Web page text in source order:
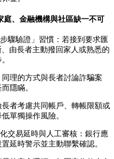
庭、金融機構與社區缺一不可
驟驗證」習慣：若接到要求匯
由長者主動撥回家人或熟悉的
理的方式與長者討論詐騙案
隱瞞。
者考慮共同帳戶、轉帳限額或
單獨操作風險。
交易延時與人工審核：銀行應
延時警示並主動聯繫確認。